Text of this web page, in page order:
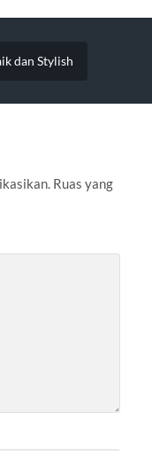
dan Stylish
Ruas yang